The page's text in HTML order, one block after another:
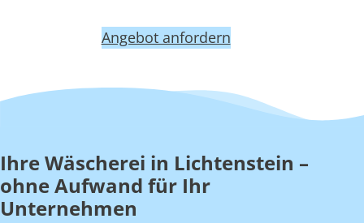
Angebot anfordern
Ihre Wäscherei in Lichtenstein –
ohne Aufwand für Ihr
Unternehmen